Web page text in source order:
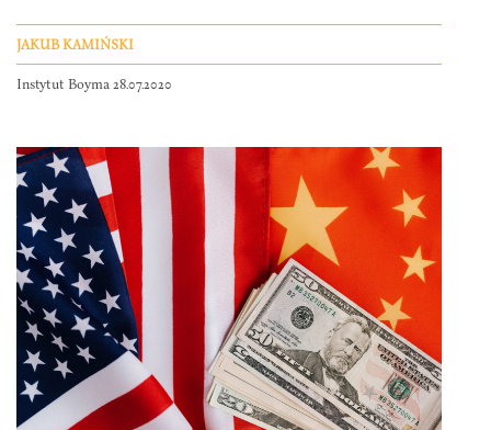
JAKUB KAMIŃSKI
Instytut Boyma 28.07.2020